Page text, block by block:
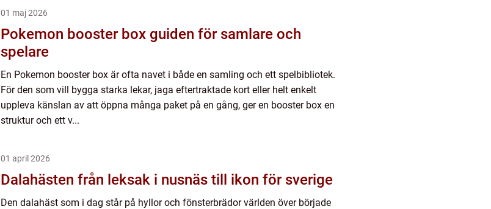
01 maj 2026
Pokemon booster box guiden för samlare och
spelare
En Pokemon booster box är ofta navet i både en samling och ett spelbibliotek.
För den som vill bygga starka lekar, jaga eftertraktade kort eller helt enkelt
uppleva känslan av att öppna många paket på en gång, ger en booster box en
struktur och ett v...
01 april 2026
Dalahästen från leksak i nusnäs till ikon för sverige
Den dalahäst som i dag står på hyllor och fönsterbrädor världen över började